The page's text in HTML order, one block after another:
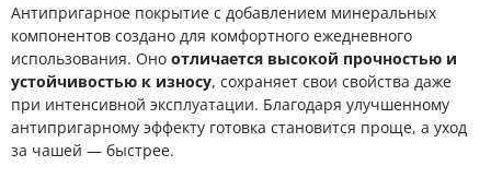
Антипригарное покрытие с добавлением минеральных
компонентов создано для комфортного ежедневного
использования. Оно отличается высокой прочностью и
устойчивостью к износу, сохраняет свои свойства даже
при интенсивной эксплуатации. Благодаря улучшенному
антипригарному эффекту готовка становится проще, а уход
за чашей — быстрее.